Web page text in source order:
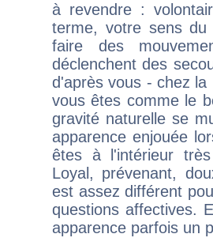
à revendre :
terme, votre sens
faire des
déclenchent des
d'après vous - chez
vous êtes comme le
gravité naturelle se
apparence enjouée
êtes à l'intérieur
Loyal, prévenant,
est assez différent
questions affectives.
apparence parfois un